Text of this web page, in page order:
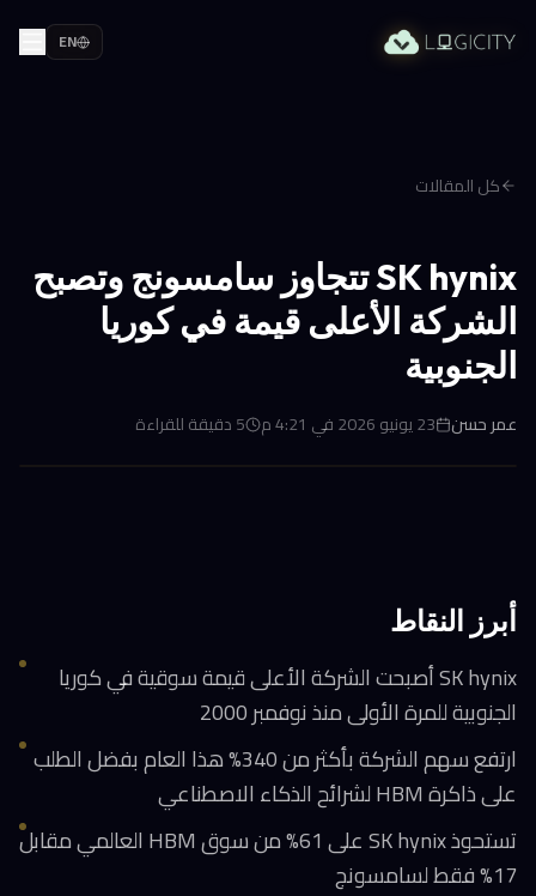
EN
كل المقالات
SK hynix تتجاوز سامسونج وتصبح
الشركة الأعلى قيمة في كوريا
الجنوبية
عمر حسن 23 يونيو 2026 في 4:21 م 5دقيقة للقراءة
أبرز النقاط
SK hynix أصبحت الشركة الأعلى قيمة سوقية في كوريا
الجنوبية للمرة الأولى منذ نوفمبر 2000
ارتفع سهم الشركة بأكثر من 340% هذا العام بفضل الطلب
على ذاكرة HBM لشرائح الذكاء الاصطناعي
تستحوذ SK hynix على 61% من سوق HBM العالمي مقابل
17% فقط لسامسونج